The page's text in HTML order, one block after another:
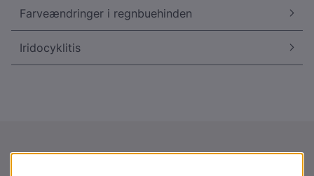
Farveændringer i regnbuehinden
Iridocyklitis